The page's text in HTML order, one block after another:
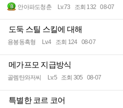
안아파도청춘 Lv.73 조회 132 08-07
도둑 스틸 스킬에 대해
용봉동흑형 Lv.4 조회 124 08-07
메가프모 지급방식
골렘탄와저씨 Lv.5 조회 305 08-07
특별한 코르 코어